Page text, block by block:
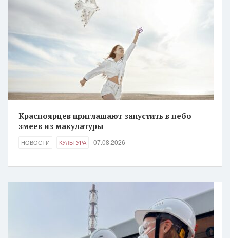
Красноярцев приглашают запустить в небо
змеев из макулатуры
НОВОСТИ КУЛЬТУРА 07.08.2026